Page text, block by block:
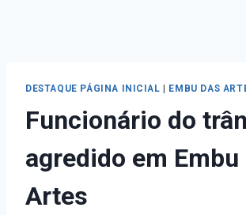
DESTAQUE PÁGINA INICIAL EMBU DAS
Funcionário do
agredido em Embu
Artes